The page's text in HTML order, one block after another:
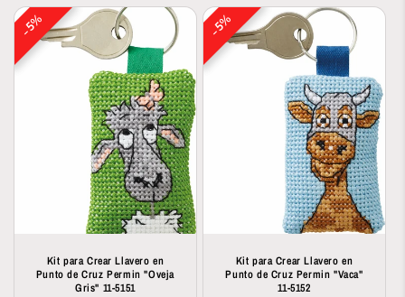
5%
5%
Kit para Crear Llavero en
Punto de Cruz Permin "Oveja
Gris" 11-5151
5%
5%
Kit para Crear Llavero en
Punto de Cruz Permin "Vaca"
11-5152